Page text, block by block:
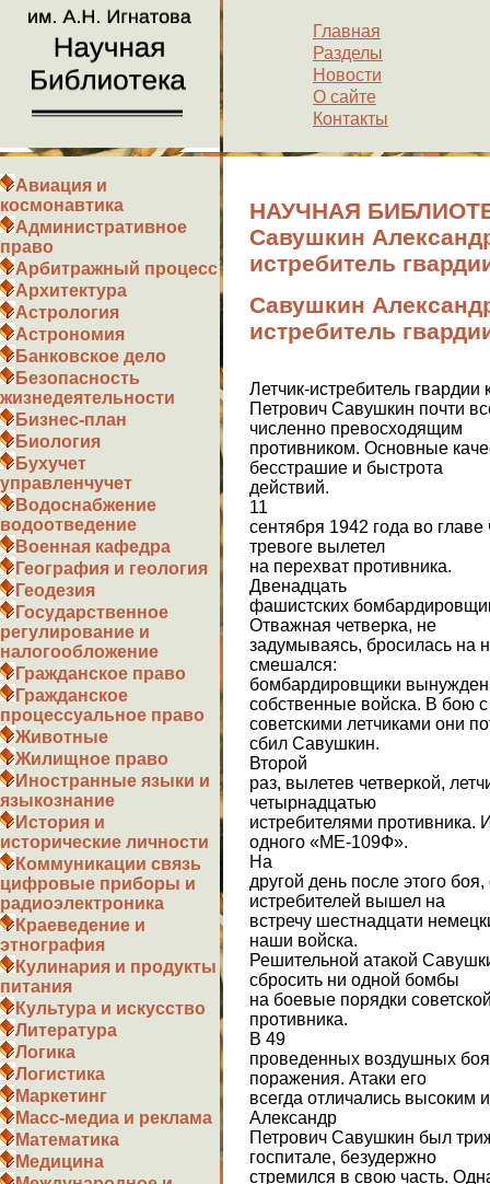
Главная
Разделы
Новости
О сайте
Контакты
Авиация и
космонавтика
Административное
право
Арбитражный процесс
Архитектура
Астрология
Астрономия
Банковское дело
Безопасность
жизнедеятельности
Бизнес-план
Биология
Бухучет
управленчучет
Водоснабжение
водоотведение
Военная кафедра
География и геология
Геодезия
Государственное
регулирование и
налогообложение
Гражданское право
Гражданское
процессуальное право
Животные
Жилищное право
Иностранные языки и
языкознание
История и
исторические личности
Коммуникации связь
цифровые приборы и
радиоэлектроника
Краеведение и
этнография
Кулинария и продукты
питания
Культура и искусство
Литература
Логика
Логистика
Маркетинг
Масс-медиа и реклама
Математика
Медицина
НАУЧНАЯ
Савушкин
истребитель
Савушкин
истребитель
Летчик-истребитель гвардии
Петрович Савушкин почти
численно превосходящим
противником. Основные
бесстрашие и быстрота
действий.
11
сентября 1942 года во
тревоге вылетел
на перехват противника.
Двенадцать
фашистских
Отважная четверка, не
задумываясь, бросилась на
смешался:
бомбардировщики
собственные войска. В бою с
советскими летчиками они
сбил Савушкин.
Второй
раз, вылетев четверкой,
четырнадцатью
истребителями противника.
одного «МЕ-109Ф».
На
другой день после этого
истребителей вышел на
встречу шестнадцати
наши войска.
Решительной атакой
сбросить ни одной бомбы
на боевые порядки
противника.
В 49
проведенных воздушных
поражения. Атаки его
всегда отличались высоким
Александр
Петрович Савушкин был
госпитале, безудержно
стремился в свою часть.